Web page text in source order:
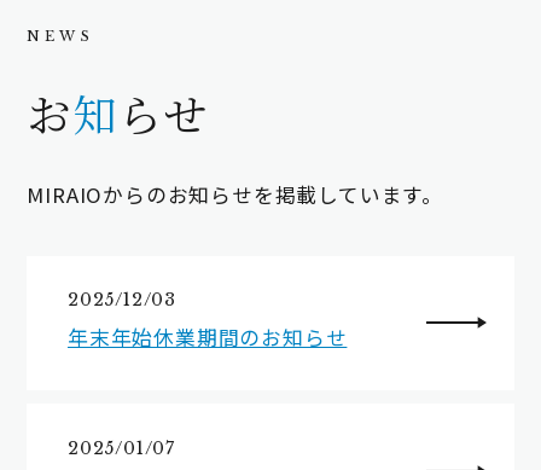
お知らせ
MIRAIOからのお知らせを掲載しています。
2025/12/03
年末年始休業期間のお知らせ
2025/01/07